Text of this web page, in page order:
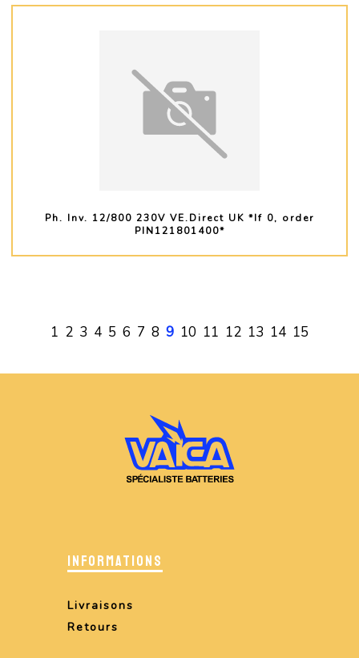
Ph. Inv. 12/800 230V VE.Direct UK *If 0, order
PIN121801400*
1 2 3 4 5 6 7 8 9 10 11 12 13 14 15
INFORMATIONS
Livraisons
Retours